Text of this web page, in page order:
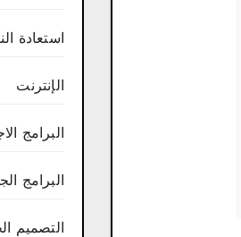
استعادة
الإنترنت
البرامج
البرامج
التصميم